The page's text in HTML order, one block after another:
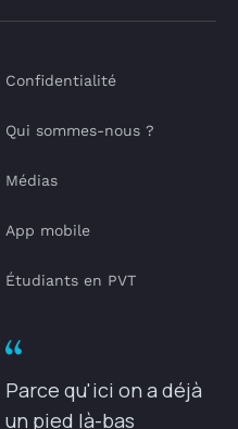
Confidentialité
Qui sommes-nous ?
Médias
App mobile
Étudiants en PVT
Parce qu'ici on a déjà
un pied là-bas